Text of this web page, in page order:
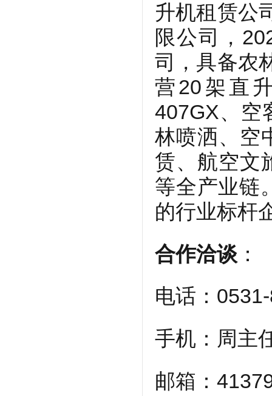
升机租赁公
限公司，
司，具备农
营20架直
407GX、空
林喷洒、空
赁、航空文
等全产业链
的行业标杆
合作洽谈 ：
电话：
手机：周主
邮箱：